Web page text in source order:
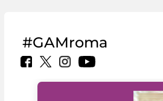
#GAMroma